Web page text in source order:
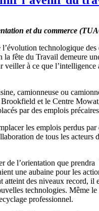
et du commerce
technologique
fête du Travail demeure
à ce que
camionneuse ou
et le Centre
par des emplois
les emplois perdus
de tous les acteurs
de l’orientation que
une aubaine pour les
des niveaux record,
technologies.
professionnel.